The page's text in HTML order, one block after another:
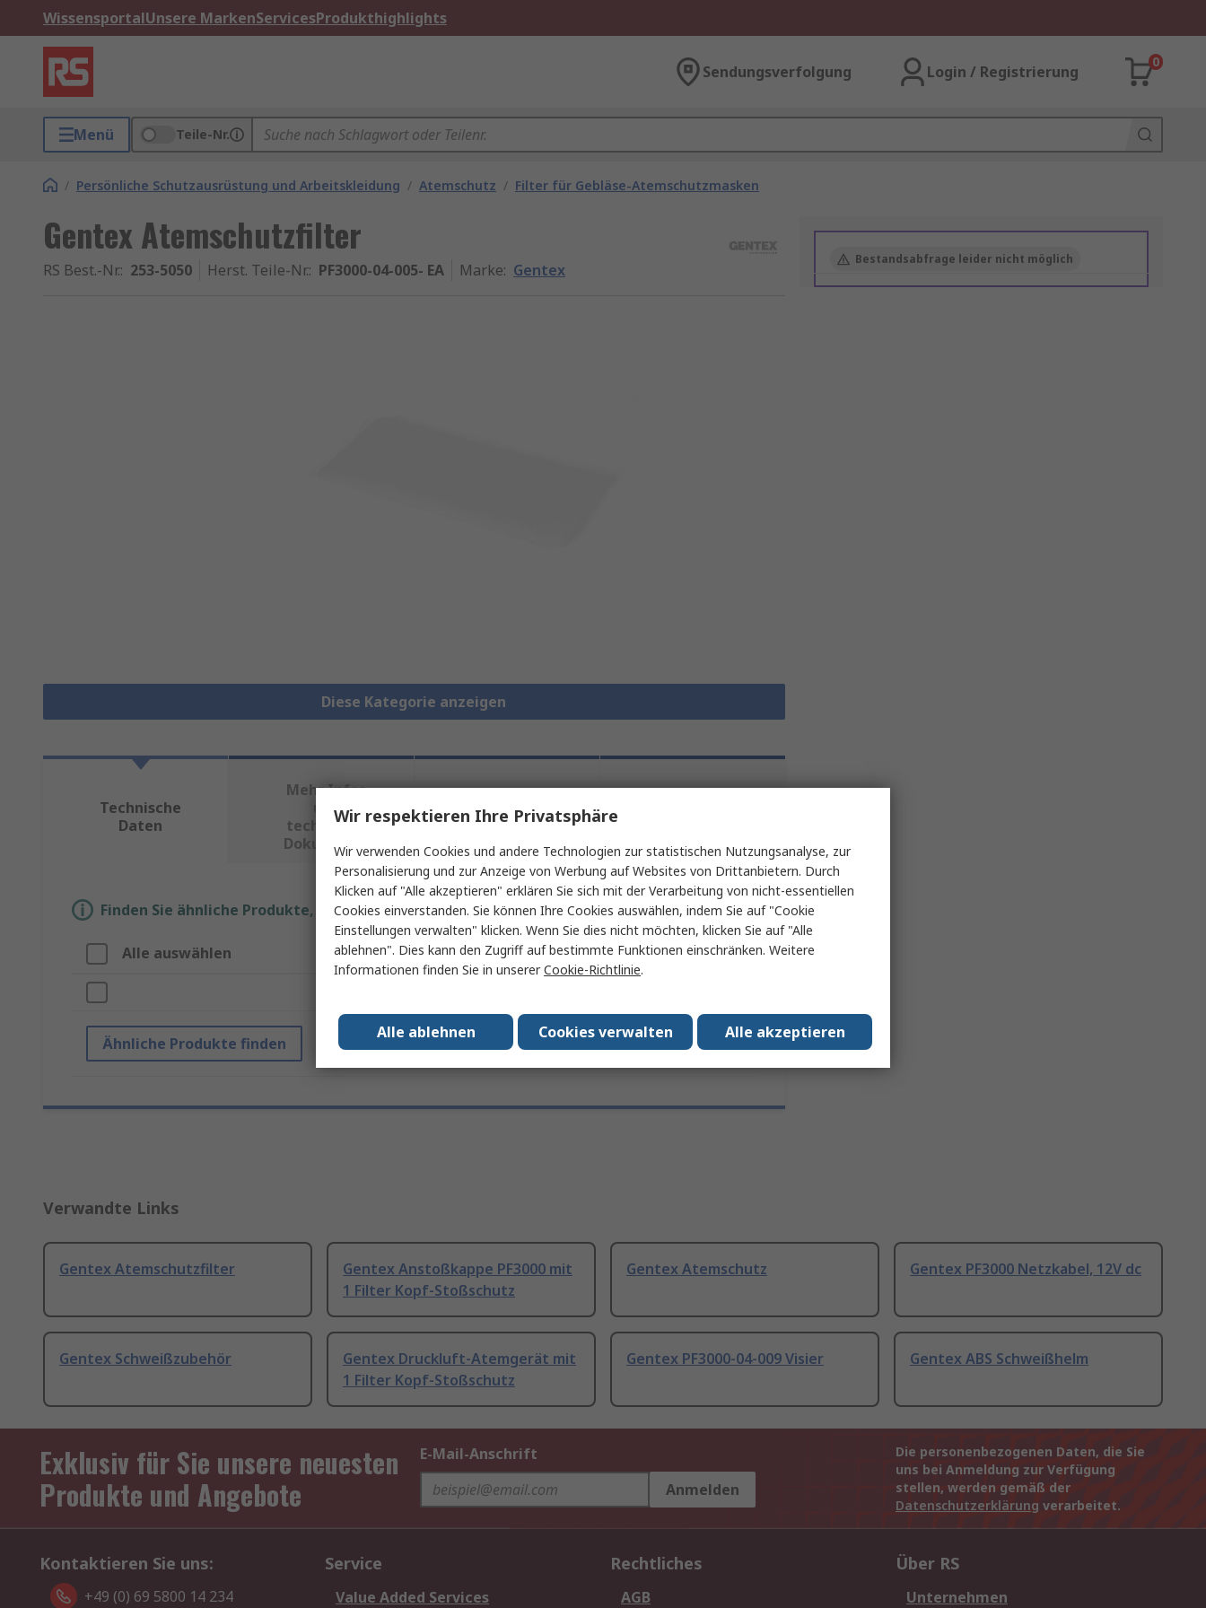
WissensportalUnsere MarkenServicesProdukthighlights
Sendungsverfolgung Login / Registrierung
0
Menü Teile-Nr.
/ Persönliche Schutzausrüstung und Arbeitskleidung / Atemschutz / Filter für Gebläse-Atemschutzmasken
Gentex Atemschutzfilter
RS Best.-Nr.: 253-5050 Herst. Teile-Nr.: PF3000-04-005- EA Marke: Gentex
Diese Kategorie anzeigen
Bestandsabfrage leider nicht möglich
Technische
Daten
Mehr Infos
und
technische
Dokumente
Rechtliche
Anforderungen
Finden Sie ähnliche Produkte, indem Sie ein oder mehrere Eigenschaften auswählen.
Alle auswählen Eigenschaft Wert
Ähnliche Produkte finden
Verwandte Links
Gentex Atemschutzfilter
Gentex Anstoßkappe PF3000 mit
1 Filter Kopf-Stoßschutz
Gentex Atemschutz Gentex PF3000 Netzkabel, 12V dc
Gentex Schweißzubehör
Gentex Druckluft-Atemgerät mit
1 Filter Kopf-Stoßschutz
Gentex PF3000-04-009 Visier Gentex ABS Schweißhelm
Exklusiv für Sie unsere neuesten
Produkte und Angebote
E-Mail-Anschrift
Anmelden
Die personenbezogenen Daten, die Sie
uns bei Anmeldung zur Verfügung
stellen, werden gemäß der
Datenschutzerklärung verarbeitet.
Kontaktieren Sie uns:
+49 (0) 69 5800 14 234
Service
Value Added Services
Rechtliches
AGB
Über RS
Unternehmen
Wir respektieren Ihre Privatsphäre
Wir verwenden Cookies und andere Technologien zur statistischen Nutzungsanalyse, zur
Personalisierung und zur Anzeige von Werbung auf Websites von Drittanbietern. Durch
Klicken auf "Alle akzeptieren" erklären Sie sich mit der Verarbeitung von nicht-essentiellen
Cookies einverstanden. Sie können Ihre Cookies auswählen, indem Sie auf "Cookie
Einstellungen verwalten" klicken. Wenn Sie dies nicht möchten, klicken Sie auf "Alle
ablehnen". Dies kann den Zugriff auf bestimmte Funktionen einschränken. Weitere
Informationen finden Sie in unsererCookie-Richtlinie.
Alle akzeptieren
Cookies verwalten
Alle ablehnen